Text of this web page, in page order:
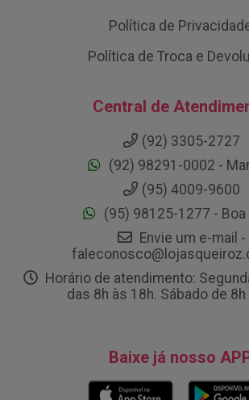
Política de
Política de Troca e
Central de
(92) 3305-2727
(92) 98291-0002 -
(95) 4009-9600
(95) 98125-1277 - Boa
Envie um e-mail -
Horário de atendimento:
das 8h às 18h. Sábado de 8h
Baixe já nosso